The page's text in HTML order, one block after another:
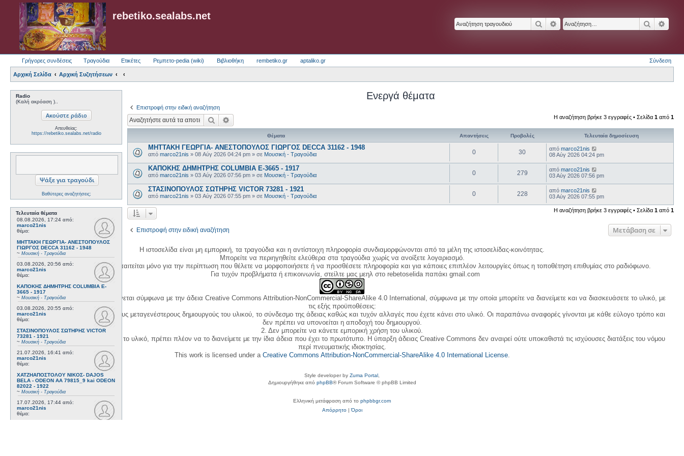
rebetiko.sealabs.net
ΑναζήτησηΕιδική αναζήτηση
Γρήγορες συνδέσεις Τραγούδια Ετικέτες Ρεμπετο-pedia (wiki) Βιβλιοθήκη rembetiko.gr aptaliko.gr Σύνδεση
Αρχική Σελίδα Αρχική Συζητήσεων
Radio
(Καλή ακρόαση )..
Απευθείας:
https://rebetiko.sealabs.net/radio
Βαθύτερες αναζητήσεις;
Τελευταία θέματα
08.08.2026, 17:24 από:
marco21nis
θέμα:
ΜΗΤΤΑΚΗ ΓΕΩΡΓΙΑ- ΑΝΕΣΤΟΠΟΥΛΟΣ
ΓΙΩΡΓΟΣ DECCA 31162 - 1948
~ Μουσική - Τραγούδια
03.08.2026, 20:56 από:
marco21nis
θέμα:
ΚΑΠΟΚΗΣ ΔΗΜΗΤΡΗΣ COLUMBIA E-
3665 - 1917
~ Μουσική - Τραγούδια
03.08.2026, 20:55 από:
marco21nis
θέμα:
ΣΤΑΣΙΝΟΠΟΥΛΟΣ ΣΩΤΗΡΗΣ VICTOR
73281 - 1921
~ Μουσική - Τραγούδια
21.07.2026, 16:41 από:
marco21nis
θέμα:
ΧΑΤΖΗΑΠΟΣΤΟΛΟΥ ΝΙΚΟΣ- DAJOS
BELA - ODEON AA 79815_9 kai ODEON
82022 - 1922
~ Μουσική - Τραγούδια
17.07.2026, 17:44 από:
marco21nis
θέμα:
Ενεργά θέματα
Επιστροφή στην ειδική αναζήτηση
Αναζήτηση Η αναζήτηση βρήκε 3 εγγραφές • Σελίδα 1 από 1
Θέματα Απαντήσεις Προβολές Τελευταία δημοσίευση
ΜΗΤΤΑΚΗ ΓΕΩΡΓΙΑ- ΑΝΕΣΤΟΠΟΥΛΟΣ ΓΙΩΡΓΟΣ DECCA 31162 - 1948
από marco21nis » 08 Αύγ 2026 04:24 pm » σε Μουσική - Τραγούδια 0 30 από marco21nis
08 Αύγ 2026 04:24 pm
ΚΑΠΟΚΗΣ ΔΗΜΗΤΡΗΣ COLUMBIA E-3665 - 1917
από marco21nis » 03 Αύγ 2026 07:56 pm » σε Μουσική - Τραγούδια 0 279 από marco21nis
03 Αύγ 2026 07:56 pm
ΣΤΑΣΙΝΟΠΟΥΛΟΣ ΣΩΤΗΡΗΣ VICTOR 73281 - 1921
από marco21nis » 03 Αύγ 2026 07:55 pm » σε Μουσική - Τραγούδια 0 228 από marco21nis
03 Αύγ 2026 07:55 pm
Η αναζήτηση βρήκε 3 εγγραφές • Σελίδα 1 από 1
Επιστροφή στην ειδική αναζήτηση Μετάβαση σε
Η ιστοσελίδα είναι μη εμπορική, τα τραγούδια και η αντίστοιχη πληροφορία συνδιαμορφώνονται από τα μέλη της ιστοσελίδας-κοινότητας.
Μπορείτε να περιηγηθείτε ελεύθερα στα τραγούδια χωρίς να ανοίξετε λογαριασμό.
Η δημιουργία λογαριασμού απαιτείται μόνο για την περίπτωση που θέλετε να μορφοποιήσετε ή να προσθέσετε πληροφορία και για κάποιες επιπλέον λειτουργίες όπως η τοποθέτηση επιθυμίας στο ραδιόφωνο.
Για τυχόν προβλήματα ή επικοινωνία, στείλτε μας μεηλ στο rebetoselida παπάκι gmail.com
Η χρήση του υλικού της σελίδας γίνεται σύμφωνα με την άδεια Creative Commons Attribution-NonCommercial-ShareAlike 4.0 International, σύμφωνα με την οποία μπορείτε να διανείμετε και να διασκευάσετε το υλικό, με
τις εξής προϋποθέσεις:
1. Να αναφέρετε τον αρχικό και τους μεταγενέστερους δημιουργούς του υλικού, το σύνδεσμο της άδειας καθώς και τυχόν αλλαγές που έχετε κάνει στο υλικό. Οι παραπάνω αναφορές γίνονται με κάθε εύλογο τρόπο και
δεν πρέπει να υπονοείται η αποδοχή του δημιουργού.
2. Δεν μπορείτε να κάνετε εμπορική χρήση του υλικού.
3. Αν διασκευάσετε με κάθε τρόπο το υλικό, πρέπει πλέον να το διανείμετε με την ίδια άδεια που έχει το πρωτότυπο. Η ύπαρξη άδειας Creative Commons δεν αναιρεί ούτε υποκαθιστά τις ισχύουσες διατάξεις του νόμου
περί πνευματικής ιδιοκτησίας.
This work is licensed under a Creative Commons Attribution-NonCommercial-ShareAlike 4.0 International License.
Style developer by Zuma Portal
Δημιουργήθηκε από phpBB® Forum Software © phpBB Limited
Ελληνική μετάφραση από το phpbbgr.com
Απόρρητο|Όροι